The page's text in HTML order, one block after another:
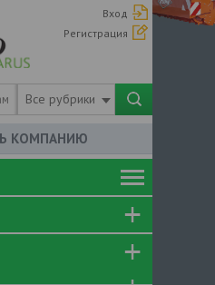
Вход
Регистрация
Все рубрики
КОМПАНИЮ